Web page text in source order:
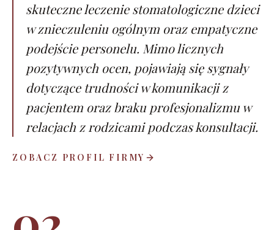
skuteczne leczenie stomatologiczne dzieci
w znieczuleniu ogólnym oraz empatyczne
podejście personelu. Mimo licznych
pozytywnych ocen, pojawiają się sygnały
dotyczące trudności w komunikacji z
pacjentem oraz braku profesjonalizmu w
relacjach z rodzicami podczas konsultacji.
ZOBACZ PROFIL FIRMY